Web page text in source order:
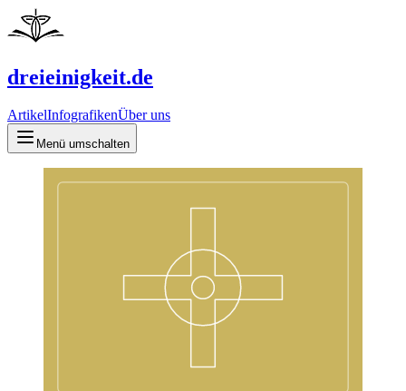
dreieinigkeit.de
ArtikelInfografikenÜber uns
Menü umschalten